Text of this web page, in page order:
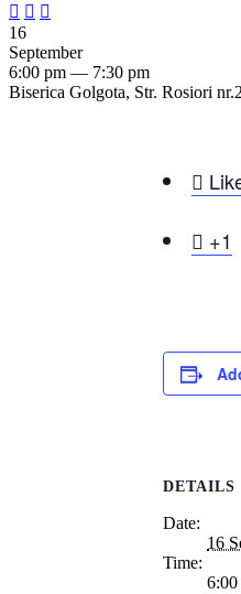
  
16
September
6:00 pm — 7:30 pm
Biserica Golgota, Str. Rosiori

 +1
DETAILS
Date:
16
Time: